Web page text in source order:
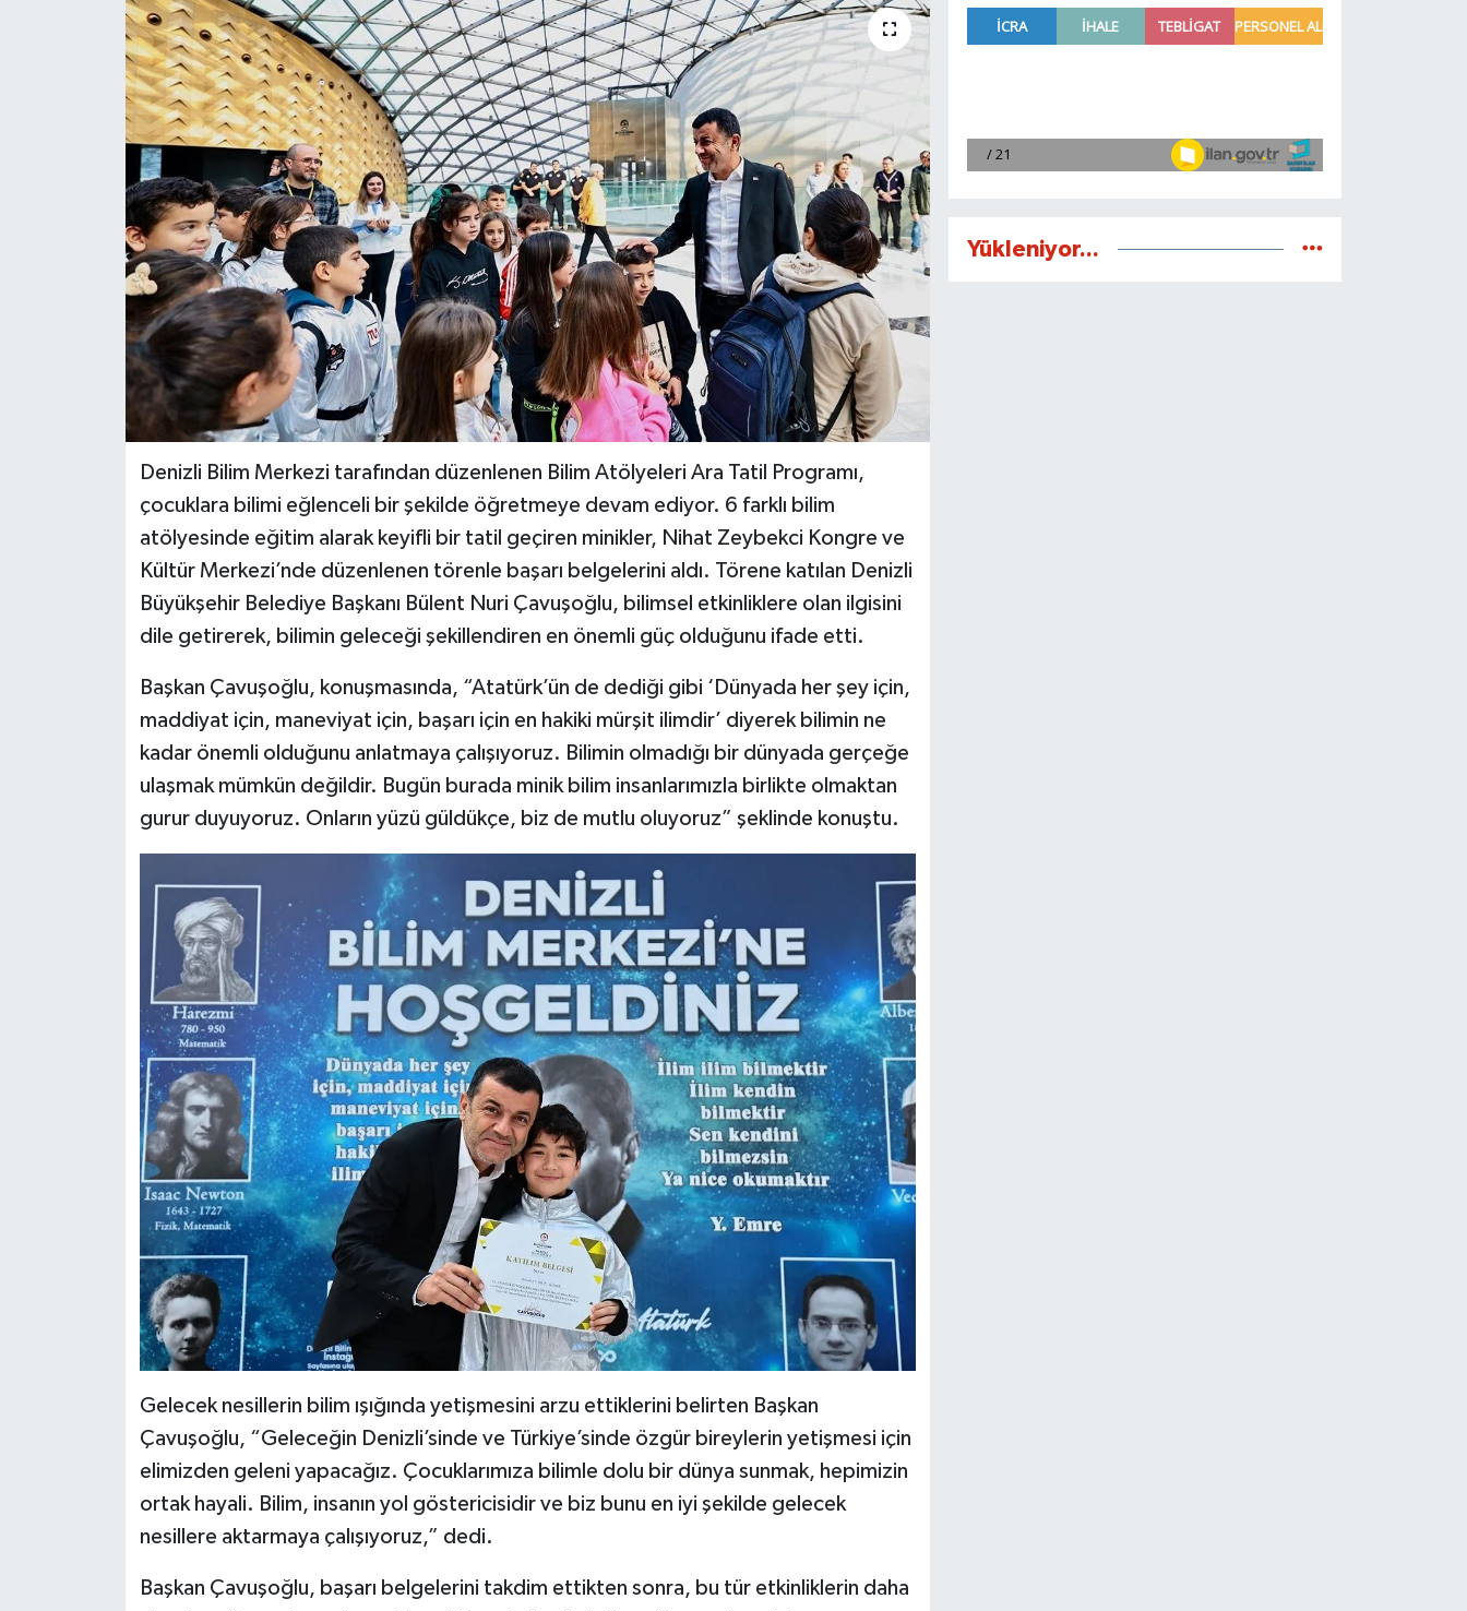
Denizli Bilim Merkezi tarafından düzenlenen Bilim Atölyeleri Ara Tatil Programı,
çocuklara bilimi eğlenceli bir şekilde öğretmeye devam ediyor. 6 farklı bilim
atölyesinde eğitim alarak keyifli bir tatil geçiren minikler, Nihat Zeybekci Kongre ve
Kültür Merkezi’nde düzenlenen törenle başarı belgelerini aldı. Törene katılan Denizli
Büyükşehir Belediye Başkanı Bülent Nuri Çavuşoğlu, bilimsel etkinliklere olan ilgisini
dile getirerek, bilimin geleceği şekillendiren en önemli güç olduğunu ifade etti.
Başkan Çavuşoğlu, konuşmasında, “Atatürk’ün de dediği gibi ‘Dünyada her şey için,
maddiyat için, maneviyat için, başarı için en hakiki mürşit ilimdir’ diyerek bilimin ne
kadar önemli olduğunu anlatmaya çalışıyoruz. Bilimin olmadığı bir dünyada gerçeğe
ulaşmak mümkün değildir. Bugün burada minik bilim insanlarımızla birlikte olmaktan
gurur duyuyoruz. Onların yüzü güldükçe, biz de mutlu oluyoruz” şeklinde konuştu.
Gelecek nesillerin bilim ışığında yetişmesini arzu ettiklerini belirten Başkan
Çavuşoğlu, “Geleceğin Denizli’sinde ve Türkiye’sinde özgür bireylerin yetişmesi için
elimizden geleni yapacağız. Çocuklarımıza bilimle dolu bir dünya sunmak, hepimizin
ortak hayali. Bilim, insanın yol göstericisidir ve biz bunu en iyi şekilde gelecek
nesillere aktarmaya çalışıyoruz,” dedi.
Başkan Çavuşoğlu, başarı belgelerini takdim ettikten sonra, bu tür etkinliklerin daha
Yükleniyor...
KÜLTÜR SANAT
MAGAZİN
SAĞLIK
SİYASET
TEKNOLOJİ
VİZYONDAKİLER